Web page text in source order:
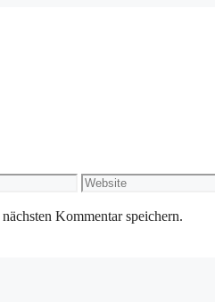
Website
Kommentar speichern.